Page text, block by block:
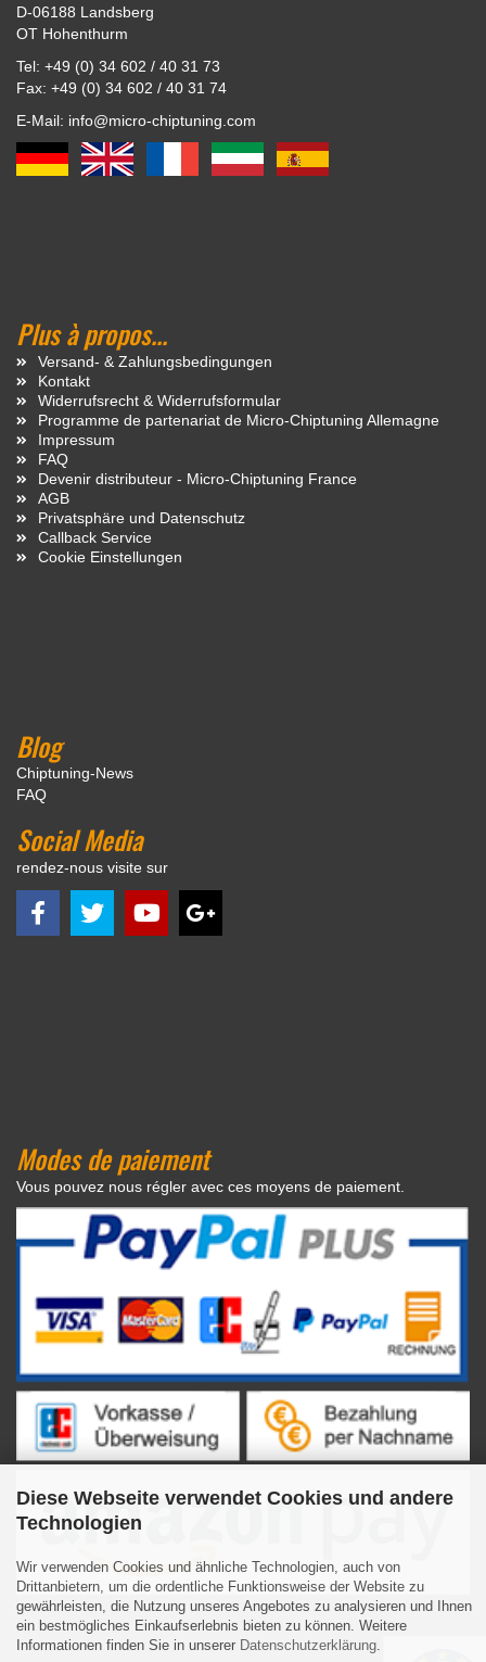
Diese Webseite verwendet Cookies und andere
Technologien
Wir verwenden Cookies und ähnliche Technologien, auch von
Drittanbietern, um die ordentliche Funktionsweise der Website zu
gewährleisten, die Nutzung unseres Angebotes zu analysieren und Ihnen
ein bestmögliches Einkaufserlebnis bieten zu können. Weitere
Informationen finden Sie in unserer Datenschutzerklärung
D-06188 Landsberg
OT Hohenthurm
Tel: +49 (0) 34 602 / 40 31 73
Fax: +49 (0) 34 602 / 40 31 74
E-Mail: info@micro-chiptuning.com
Plus à propos...
Versand- & Zahlungsbedingungen
Kontakt
Widerrufsrecht & Widerrufsformular
Programme de partenariat de Micro-Chiptuning Allemagne
Impressum
FAQ
Devenir distributeur - Micro-Chiptuning France
AGB
Privatsphäre und Datenschutz
Callback Service
Cookie Einstellungen
Blog
Chiptuning-News
FAQ
Social Media
rendez-nous visite sur
Modes de paiement
Vous pouvez nous régler avec ces moyens de paiement.